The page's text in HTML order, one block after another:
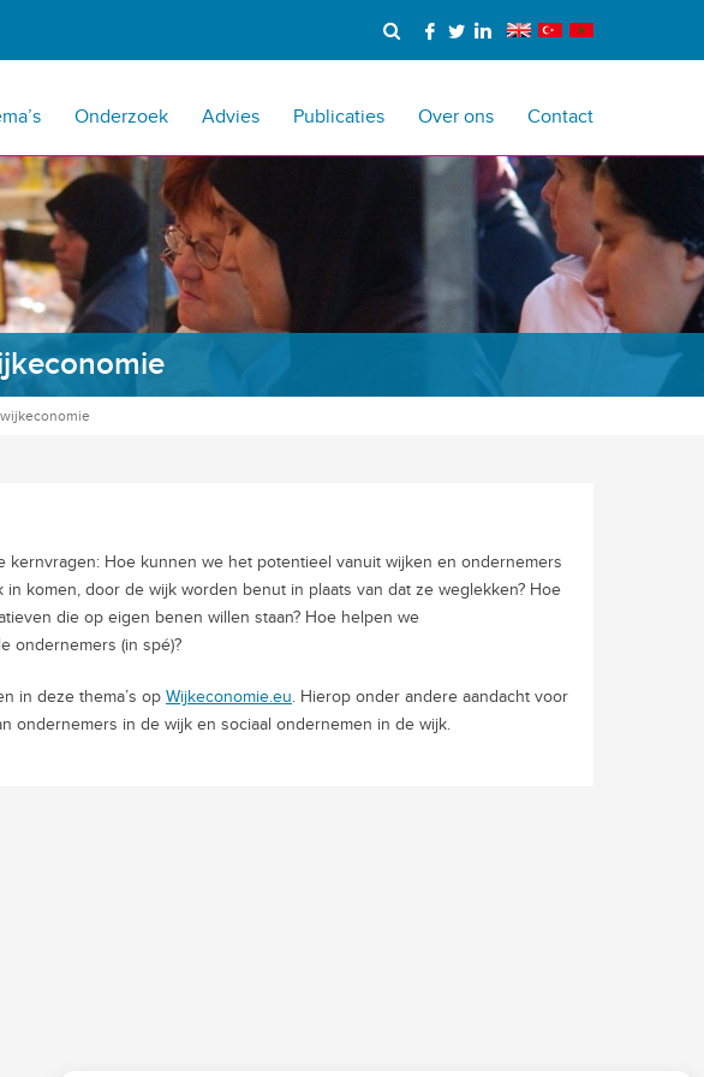
Onderzoek Advies Publicaties Over ons Contact
kernvragen: Hoe kunnen we het potentieel vanuit wijken en ondernemers
komen, door de wijk worden benut in plaats van dat ze weglekken? Hoe
die op eigen benen willen staan? Hoe helpen we
ondernemers (in spé)?
in deze thema’s op Wijkeconomie.eu. Hierop onder andere aandacht voor
ondernemers in de wijk en sociaal ondernemen in de wijk.